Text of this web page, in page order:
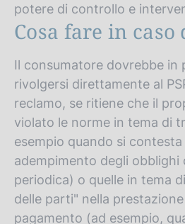
potere di controllo e
Cosa fare in
Il consumatore dovrebbe in
rivolgersi direttamente al
reclamo, se ritiene che il
violato le norme in tema di
esempio quando si
adempimento degli
periodica) o quelle in tema
delle parti" nella
pagamento (ad esempio,